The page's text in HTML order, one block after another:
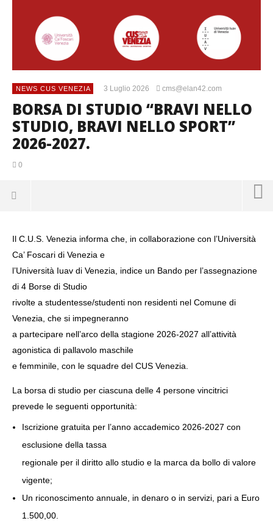
NEWS CUS VENEZIA 3 Luglio 2026 cms@elan42.com
BORSA DI STUDIO “BRAVI NELLO
STUDIO, BRAVI NELLO SPORT”
2026-2027.
0
BORSA DI STUDIO “BRAVI NELLO STUDIO, BRAVI
3
Luglio
cms@elan42.com
Il C.U.S. Venezia informa che, in collaborazione con l’Università
Ca’ Foscari di Venezia e
l’Università Iuav di Venezia, indice un Bando per l’assegnazione
di 4 Borse di Studio
rivolte a studentesse/studenti non residenti nel Comune di
Venezia, che si impegneranno
a partecipare nell’arco della stagione 2026-2027 all’attività
agonistica di pallavolo maschile
e femminile, con le squadre del CUS Venezia.
La borsa di studio per ciascuna delle 4 persone vincitrici
prevede le seguenti opportunità:
Iscrizione gratuita per l’anno accademico 2026-2027 con
esclusione della tassa
regionale per il diritto allo studio e la marca da bollo di valore
vigente;
Un riconoscimento annuale, in denaro o in servizi, pari a Euro
1.500,00.